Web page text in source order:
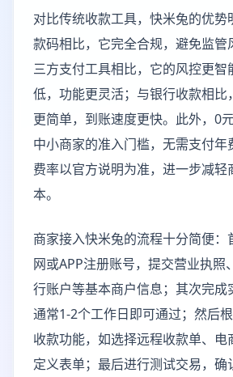
对比传统收款工具，快米兔的优势
款码相比，它完全合规，避免监管
三方支付工具相比，它的风控更智
低，功能更灵活；与银行收款相比
更简单，到账速度更快。此外，0
中小商家的准入门槛，无需支付年
费率以官方说明为准，进一步减轻
本。
商家接入快米兔的流程十分简便：
网或APP注册账号，提交营业执照
行账户等基本商户信息；其次完成
通常1-2个工作日即可通过；然后
收款功能，如选择远程收款单、电
定义表单；最后进行测试交易，确